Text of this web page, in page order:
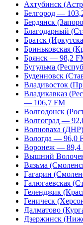
Ахтубинск
Белгород —
Бердянск
Благодарный
Братск
Бриньковская
Брянск — 98,2
Бугульма
Буденновск
Владивосток
Владикавказ
— 106,7 FM
Волгодонск
Волгоград —
Волноваха
Вологда — 96,0
Воронеж — 89,4
Вышний
Вязьма
Гагарин
Галюгаевская
Геленджик
Геническ
Далматово
Дзержинск